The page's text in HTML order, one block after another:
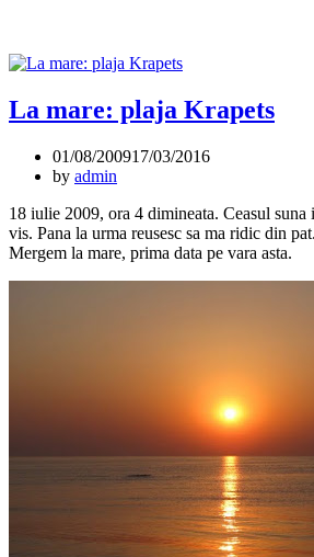
La mare: plaja Krapets
01/08/200917/03/2016
by admin
18 iulie 2009, ora 4 dimineata. Ceasul suna
vis. Pana la urma reusesc sa ma ridic din
Mergem la mare, prima data pe vara asta.